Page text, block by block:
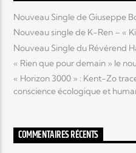
Nouveau Single de Giuseppe
Nouveau single de K-Ren – «
Nouveau Single du Révérend
« Rien que pour demain » le
« Horizon 3000 » : Kent-Zo
conscience écologique et
COMMENTAIRES RÉCENTS